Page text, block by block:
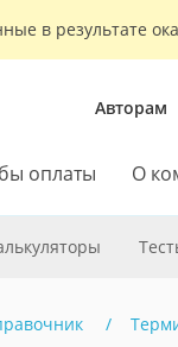
в результате
Авторам
оплаты О